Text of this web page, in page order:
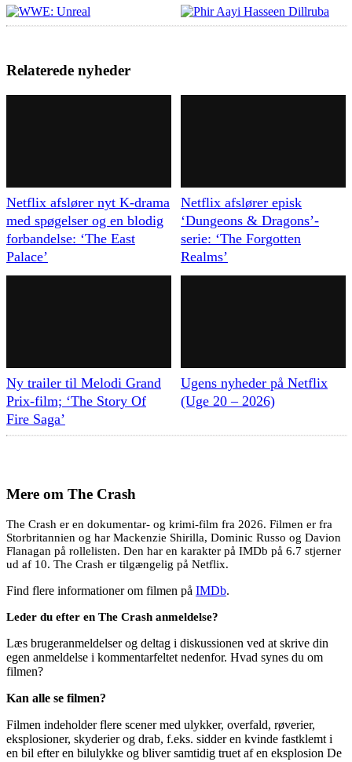
Relaterede nyheder
Netflix afslører nyt K-drama
med spøgelser og en blodig
forbandelse: ‘The East
Palace’
Netflix afslører episk
‘Dungeons & Dragons’-
serie: ‘The Forgotten
Realms’
Ny trailer til Melodi Grand
Prix-film; ‘The Story Of
Fire Saga’
Ugens nyheder på Netflix
(Uge 20 – 2026)
Mere om The Crash
The Crash er en dokumentar- og krimi-film fra 2026. Filmen er fra
Storbritannien og har Mackenzie Shirilla, Dominic Russo og Davion
Flanagan på rollelisten. Den har en karakter på IMDb på 6.7 stjerner
ud af 10. The Crash er tilgængelig på Netflix.
Find flere informationer om filmen på IMDb.
Leder du efter en The Crash anmeldelse?
Læs brugeranmeldelser og deltag i diskussionen ved at skrive din
egen anmeldelse i kommentarfeltet nedenfor. Hvad synes du om
filmen?
Kan alle se filmen?
Filmen indeholder flere scener med ulykker, overfald, røverier,
eksplosioner, skyderier og drab, f.eks. sidder en kvinde fastklemt i
en bil efter en bilulykke og bliver samtidig truet af en eksplosion De